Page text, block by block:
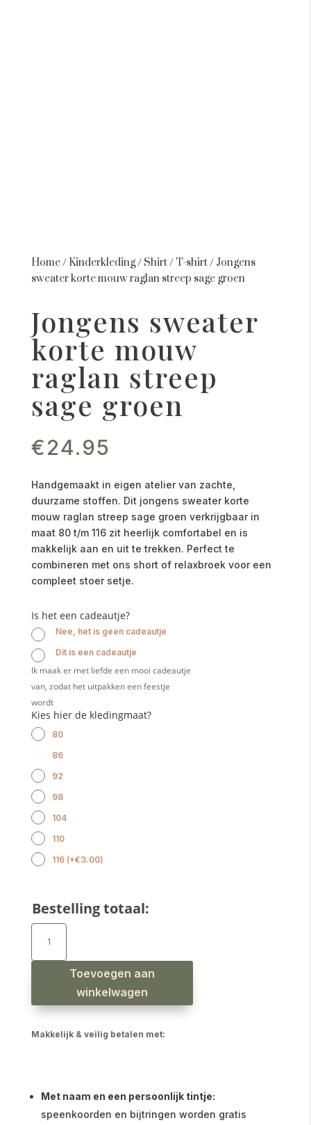
Home/ Kinderkleding/ Shirt/ T-shirt/ Jongens
sweater korte mouw raglan streep sage groen
Jongens sweater
korte mouw
raglan streep
sage groen
€24.95
Handgemaakt in eigen atelier van zachte,
duurzame stoffen. Dit jongens sweater korte
mouw raglan streep sage groen verkrijgbaar in
maat 80 t/m 116 zit heerlijk comfortabel en is
makkelijk aan en uit te trekken. Perfect te
combineren met ons short of relaxbroek voor een
compleet stoer setje.
Is het een cadeautje?
Nee, het is geen cadeautje
Dit is een cadeautje
Ik maak er met liefde een mooi cadeautje
van, zodat het uitpakken een feestje
wordt
Kies hier de kledingmaat?
80
86
92
98
104
110
116 (+€3.00)
Bestelling totaal:
Jongens
korte
raglan
Toevoegen aan
winkelwagen
Makkelijk & veilig betalen met:
Met naam en een persoonlijk tintje:
speenkoorden en bijtringen worden gratis